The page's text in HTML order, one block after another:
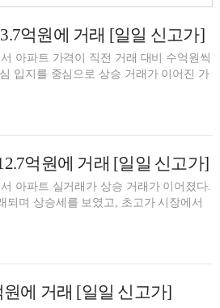
억원에 거래 [일일 신고가]
아파트 가격이 직전 거래 대비 수억원씩
입지를 중심으로 상승 거래가 이어진 가
억원에 거래 [일일 신고가]
아파트 실거래가 상승 거래가 이어졌다.
며 상승세를 보였고, 초고가 시장에서
원에 거래 [일일 신고가]